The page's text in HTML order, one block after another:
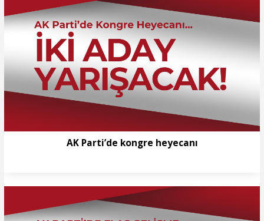
AK Parti’de kongre heyecanı